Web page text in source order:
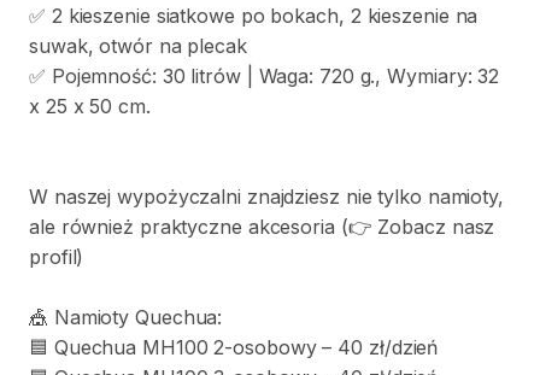
✅ 2 kieszenie siatkowe po bokach​,​ 2 kieszenie na
suwak​,​ otwór na plecak
✅ Pojemność: 30 litrów Waga: 720 g.​,​ Wymiary: 32
x 25 x 50 cm.
W naszej wypożyczalni znajdziesz nie tylko namioty​​​,​
ale również praktyczne akcesoria (👉 Zobacz nasz
profil)
🎪 Namioty Quechua:
🟦 Quechua MH100 2-osobowy – 40 zł​​​/​​​dzień